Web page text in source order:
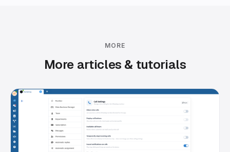
MORE
More articles & tutorials